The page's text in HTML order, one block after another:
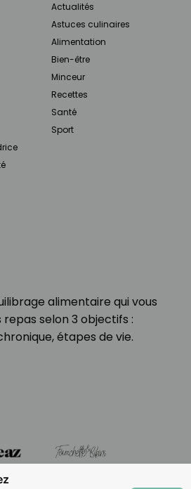
alimentaire qui vous
selon 3 objectifs :
étapes de vie.
Actualités
Astuces culinaires
Alimentation
Bien-être
Minceur
Recettes
Santé
Sport